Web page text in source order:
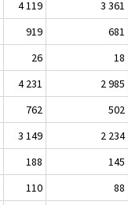
4 119 3 361
919 681
26 18
4 231 2 985
762 502
3 149 2 234
188 145
110 88